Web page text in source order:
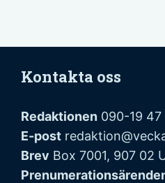
Kontakta oss
Redaktionen 090-19 47
E-post
Brev Box 7001, 907 02